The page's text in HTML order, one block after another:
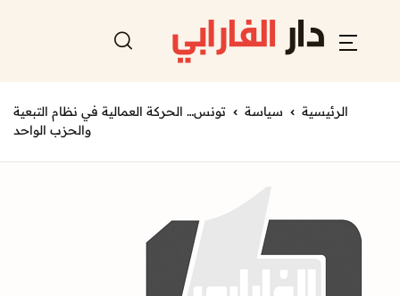
الرئيسية سياسة
تونس… الحركة العمالية في نظام التبعية
والحزب الواحد